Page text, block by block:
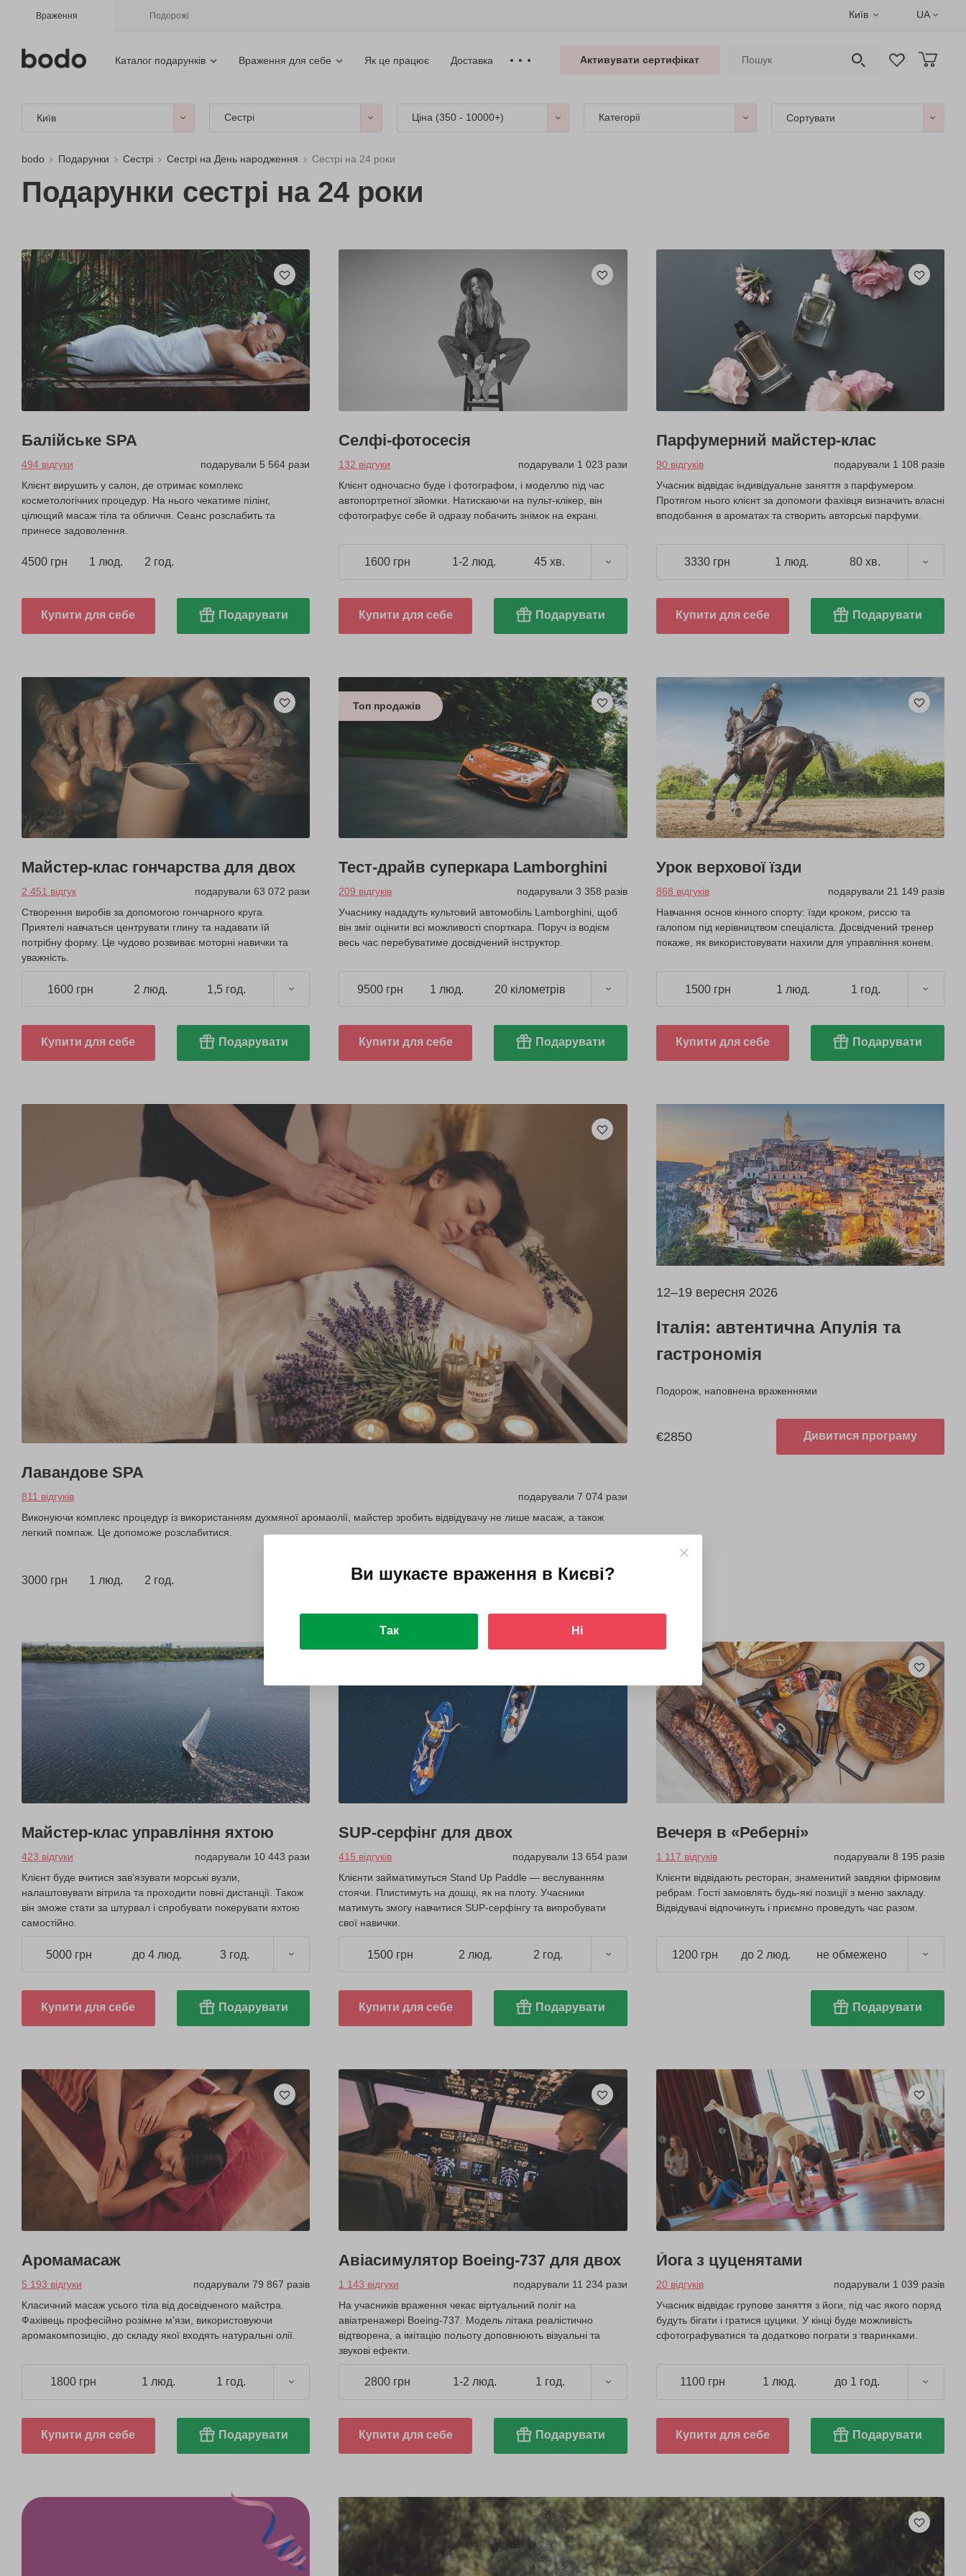
Враження Подорожі Київ UA
Каталог подарунків Враження для себе Як це працює Доставка Активувати сертифікат
Київ Сестрі Ціна (350 - 10000+) Категорії Сортувати
bodo Подарунки Сестрі Сестрі на День народження Сестрі на 24 роки
Подарунки сестрі на 24 роки
Балійське SPA
494 відгуки
подарували 5 564 рази
Клієнт вирушить у салон, де отримає комплекс
косметологічних процедур. На нього чекатиме пілінг,
цілющий масаж тіла та обличчя. Сеанс розслабить та
принесе задоволення.
4500 грн 1 люд. 2 год.
Купити для себе Подарувати
Селфі-фотосесія
132 відгуки
подарували 1 023 рази
Клієнт одночасно буде і фотографом, і моделлю під час
автопортретної зйомки. Натискаючи на пульт-клікер, він
сфотографує себе й одразу побачить знімок на екрані.
1600 грн 1-2 люд. 45 хв.
Купити для себе Подарувати
Парфумерний майстер-клас
90 відгуків
подарували 1 108 разів
Учасник відвідає індивідуальне заняття з парфумером.
Протягом нього клієнт за допомоги фахівця визначить власні
вподобання в ароматах та створить авторські парфуми.
3330 грн 1 люд. 80 хв.
Купити для себе Подарувати
Майстер-клас гончарства для двох
2 451 відгук
подарували 63 072 рази
Створення виробів за допомогою гончарного круга.
Приятелі навчаться центрувати глину та надавати їй
потрібну форму. Це чудово розвиває моторні навички та
уважність.
1600 грн 2 люд. 1,5 год.
Купити для себе Подарувати
Топ продажів
Тест-драйв суперкара Lamborghini
209 відгуків
подарували 3 358 разів
Учаснику нададуть культовий автомобіль Lamborghini, щоб
він зміг оцінити всі можливості спорткара. Поруч із водієм
весь час перебуватиме досвідчений інструктор.
9500 грн 1 люд. 20 кілометрів
Купити для себе Подарувати
Урок верхової їзди
868 відгуків
подарували 21 149 разів
Навчання основ кінного спорту: їзди кроком, риссю та
галопом під керівництвом спеціаліста. Досвідчений тренер
покаже, як використовувати нахили для управління конем.
1500 грн 1 люд. 1 год.
Купити для себе Подарувати
Лавандове SPA
811 відгуків
подарували 7 074 рази
Виконуючи комплекс процедур із використанням духмяної аромаолії, майстер зробить відвідувачу не лише масаж, а також
легкий помпаж. Це допоможе розслабитися.
3000 грн 1 люд. 2 год. Купити для себе Подарувати
12–19 вересня 2026
Італія: автентична Апулія та
гастрономія
Подорож, наповнена враженнями
€2850 Дивитися програму
Майстер-клас управління яхтою
423 відгуки
подарували 10 443 рази
Клієнт буде вчитися зав'язувати морські вузли,
налаштовувати вітрила та проходити повні дистанції. Також
він зможе стати за штурвал і спробувати покерувати яхтою
самостійно.
5000 грн до 4 люд. 3 год.
Купити для себе Подарувати
SUP-серфінг для двох
415 відгуків
подарували 13 654 рази
Клієнти займатимуться Stand Up Paddle — веслуванням
стоячи. Плистимуть на дошці, як на плоту. Учасники
матимуть змогу навчитися SUP-серфінгу та випробувати
свої навички.
1500 грн 2 люд. 2 год.
Купити для себе Подарувати
Вечеря в «Реберні»
1 117 відгуків
подарували 8 195 разів
Клієнти відвідають ресторан, знаменитий завдяки фірмовим
ребрам. Гості замовлять будь-які позиції з меню закладу.
Відвідувачі відпочинуть і приємно проведуть час разом.
1200 грн до 2 люд. не обмежено
Подарувати
Аромамасаж
5 193 відгуки
подарували 79 867 разів
Класичний масаж усього тіла від досвідченого майстра.
Фахівець професійно розімне м'язи, використовуючи
аромакомпозицію, до складу якої входять натуральні олії.
1800 грн 1 люд. 1 год.
Купити для себе Подарувати
Авіасимулятор Boeing-737 для двох
1 143 відгуки
подарували 11 234 рази
На учасників враження чекає віртуальний політ на
авіатренажері Boeing-737. Модель літака реалістично
відтворена, а імітацію польоту доповнюють візуальні та
звукові ефекти.
2800 грн 1-2 люд. 1 год.
Купити для себе Подарувати
Йога з цуценятами
20 відгуків
подарували 1 039 разів
Учасник відвідає групове заняття з йоги, під час якого поряд
будуть бігати і гратися цуцики. У кінці буде можливість
сфотографуватися та додатково пограти з тваринками.
1100 грн 1 люд. до 1 год.
Купити для себе Подарувати
Ви шукаєте враження в Києві?
Так Ні